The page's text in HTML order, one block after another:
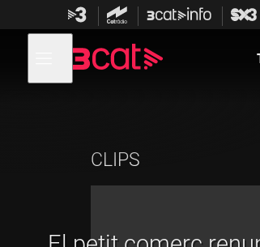
contingut
menú
de
CLIPS